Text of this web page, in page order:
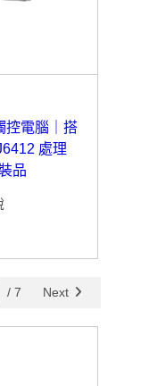
控電腦｜搭
處理
品
/ 7 Next